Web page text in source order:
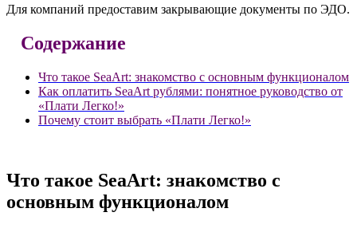
Для компаний предоставим закрывающие документы по ЭДО.
Содержание
Что такое SeaArt: знакомство с основным функционалом
Как оплатить SeaArt рублями: понятное руководство от
«Плати Легко!»
Почему стоит выбрать «Плати Легко!»
Что такое SeaArt: знакомство с
основным функционалом